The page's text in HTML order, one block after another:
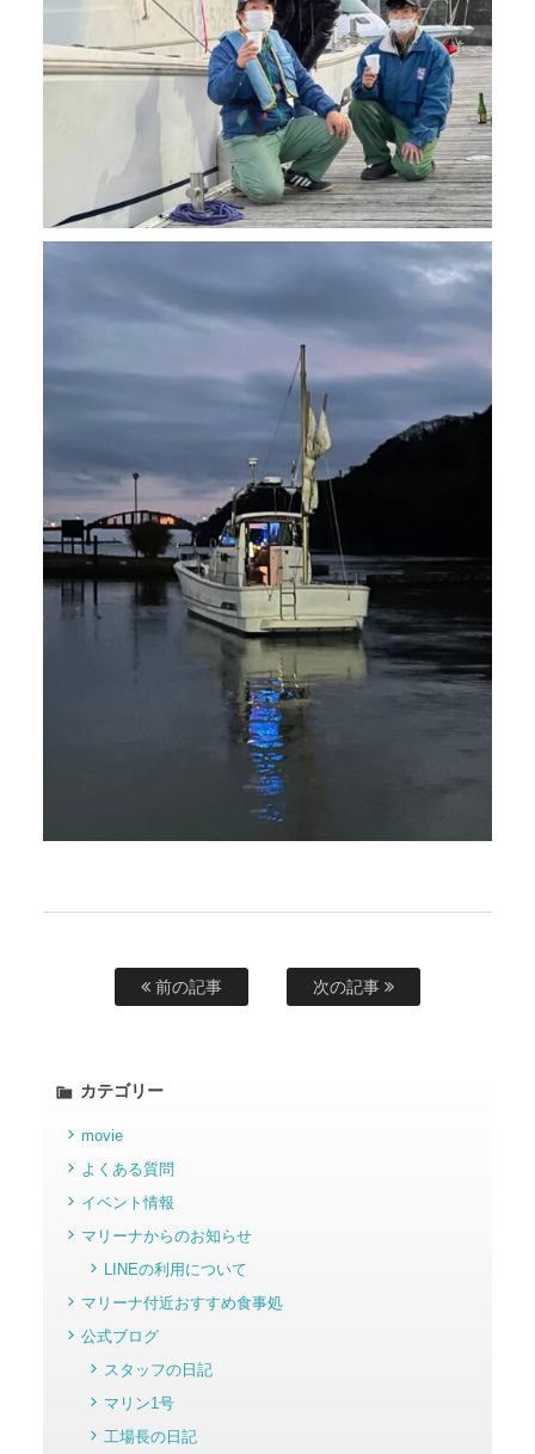
前の記事 次の記事
カテゴリー
movie
よくある質問
イベント情報
マリーナからのお知らせ
LINEの利用について
マリーナ付近おすすめ食事処
公式ブログ
スタッフの日記
マリン1号
工場長の日記